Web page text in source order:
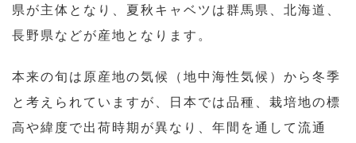
県が主体となり、夏秋キャベツは群馬県、北海道、
長野県などが産地となります。
本来の旬は原産地の気候（地中海性気候）から冬季
と考えられていますが、日本では品種、栽培地の標
高や緯度で出荷時期が異なり、年間を通して流通